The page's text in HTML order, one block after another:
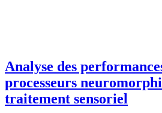
Analyse des
processeurs
traitement sensoriel